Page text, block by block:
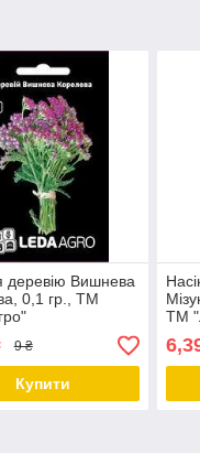
деревію Вишнева
0,1 гр., ТМ
9 ₴
Купити
ТМ